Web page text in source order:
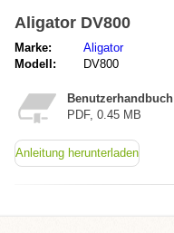
Aligator DV800
Marke:
Aligator
Modell:
DV800
Benutzerhandbuch
PDF, 0.45 MB
Anleitung herunterladen